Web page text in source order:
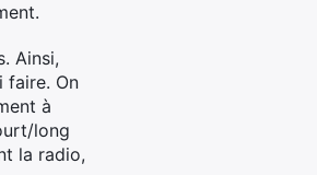
Ainsi,
faire. On
à
long
la radio,